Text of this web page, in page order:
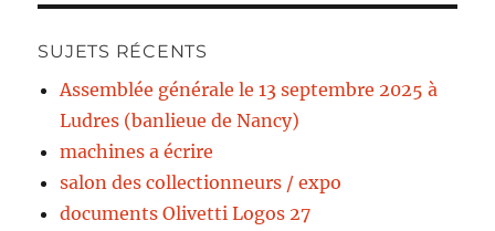
SUJETS RÉCENTS
Assemblée générale le 13 septembre 2025 à
Ludres (banlieue de Nancy)
machines a écrire
salon des collectionneurs / expo
documents Olivetti Logos 27